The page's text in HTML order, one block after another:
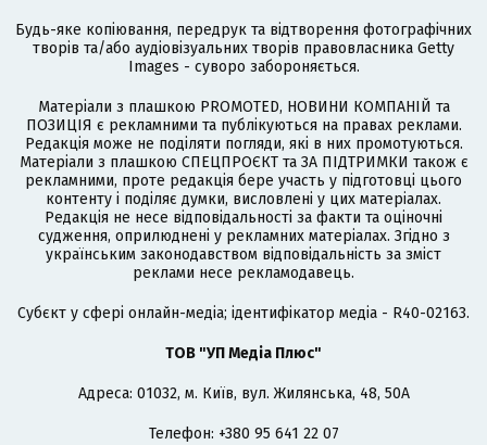
Будь-яке копіювання, передрук та відтворення фотографічних
творів та/або аудіовізуальних творів правовласника Getty
Images - суворо забороняється.
Матеріали з плашкою PROMOTED, НОВИНИ КОМПАНІЙ та
ПОЗИЦІЯ є рекламними та публікуються на правах реклами.
Редакція може не поділяти погляди, які в них промотуються.
Матеріали з плашкою СПЕЦПРОЄКТ та ЗА ПІДТРИМКИ також є
рекламними, проте редакція бере участь у підготовці цього
контенту і поділяє думки, висловлені у цих матеріалах.
Редакція не несе відповідальності за факти та оціночні
судження, оприлюднені у рекламних матеріалах. Згідно з
українським законодавством відповідальність за зміст
реклами несе рекламодавець.
Cубєкт у сфері онлайн-медіа; ідентифікатор медіа - R40-02163.
ТОВ "УП Медіа Плюс"
Адреса: 01032, м. Київ, вул. Жилянська, 48, 50А
Телефон: +380 95 641 22 07